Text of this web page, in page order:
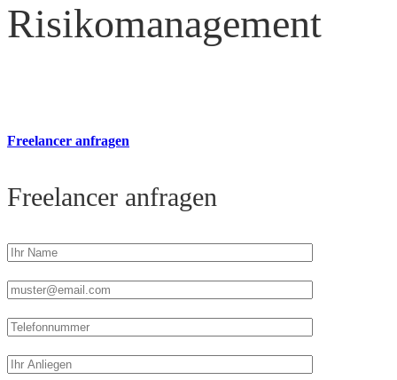
Risikomanagement
Freelancer anfragen
Freelancer anfragen